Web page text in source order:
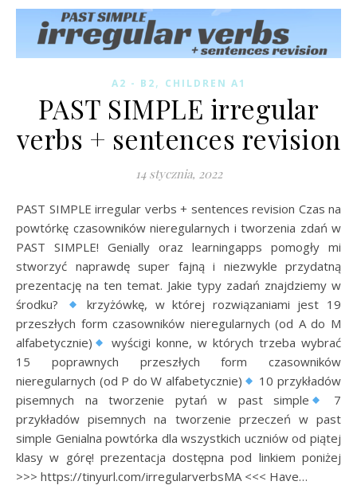
A2 - B2, CHILDREN A1
PAST SIMPLE irregular
verbs + sentences revision
14 stycznia, 2022
PAST SIMPLE irregular verbs + sentences revision Czas na
powtórkę czasowników nieregularnych i tworzenia zdań w
PAST SIMPLE! Genially oraz learningapps pomogły mi
stworzyć naprawdę super fajną i niezwykle przydatną
prezentację na ten temat. Jakie typy zadań znajdziemy w
środku?
krzyżówkę, w której rozwiązaniami jest 19
przeszłych form czasowników nieregularnych (od A do M
alfabetycznie)
wyścigi konne, w których trzeba wybrać
15 poprawnych przeszłych form czasowników
nieregularnych (od P do W alfabetycznie)
10 przykładów
pisemnych na tworzenie pytań w past simple
7
przykładów pisemnych na tworzenie przeczeń w past
simple Genialna powtórka dla wszystkich uczniów od piątej
klasy w górę! prezentacja dostępna pod linkiem poniżej
>>> https://tinyurl.com/irregularverbsMA <<< Have…